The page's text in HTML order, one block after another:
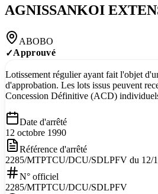
AGNISSANKOI
ABOBO
✓Approuvé
Lotissement régulier ayant fait l'objet
d'approbation. Les lots issus peuvent
Concession Définitive (ACD)
Date d'arrêté
12 octobre 1990
Référence d'arrêté
2285/MTPTCU/DCU/SDLPFV du 12/
N° officiel
2285/MTPTCU/DCU/SDLPFV